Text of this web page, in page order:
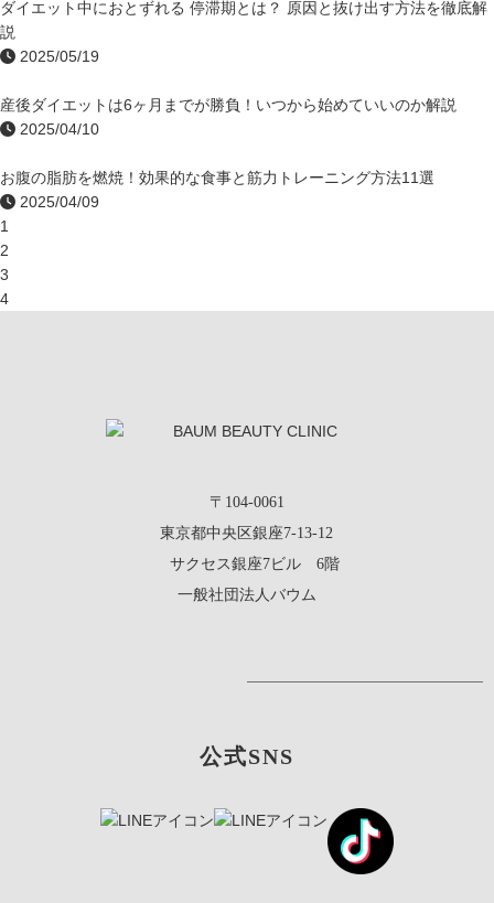
ダイエット中におとずれる 停滞期とは？ 原因と抜け出す方法を徹底解
説
2025/05/19
産後ダイエットは6ヶ月までが勝負！いつから始めていいのか解説
2025/04/10
お腹の脂肪を燃焼！効果的な食事と筋力トレーニング方法11選
2025/04/09
1
2
3
4
〒104-0061
東京都中央区銀座7-13-12
サクセス銀座7ビル 6階
一般社団法人バウム
公式SNS